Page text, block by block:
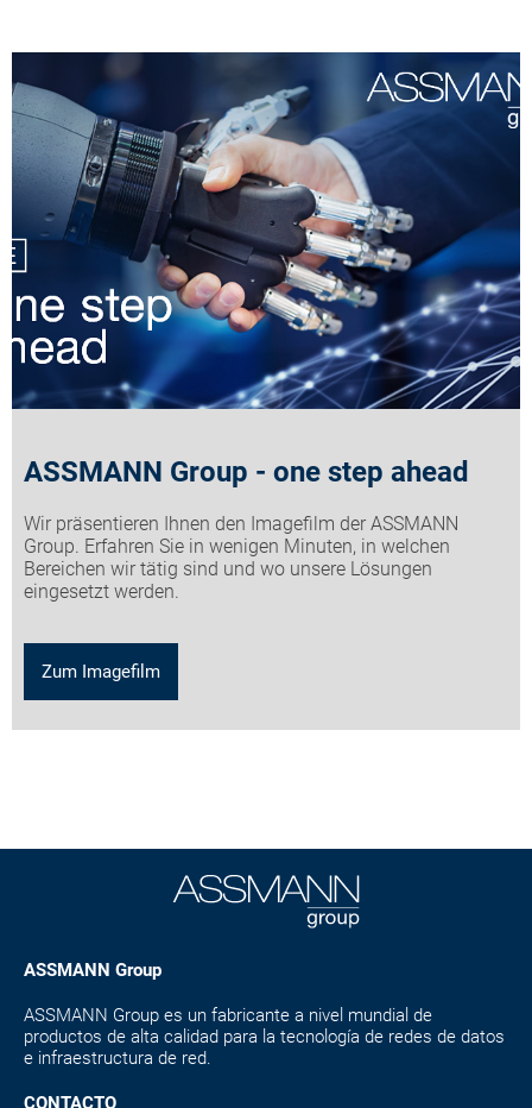
ASSMANN Group - one step ahead
Wir präsentieren Ihnen den Imagefilm der ASSMANN
Group. Erfahren Sie in wenigen Minuten, in welchen
Bereichen wir tätig sind und wo unsere Lösungen
eingesetzt werden.
Zum Imagefilm
ASSMANN Group
ASSMANN Group es un fabricante a nivel mundial de
productos de alta calidad para la tecnología de redes de datos
e infraestructura de red.